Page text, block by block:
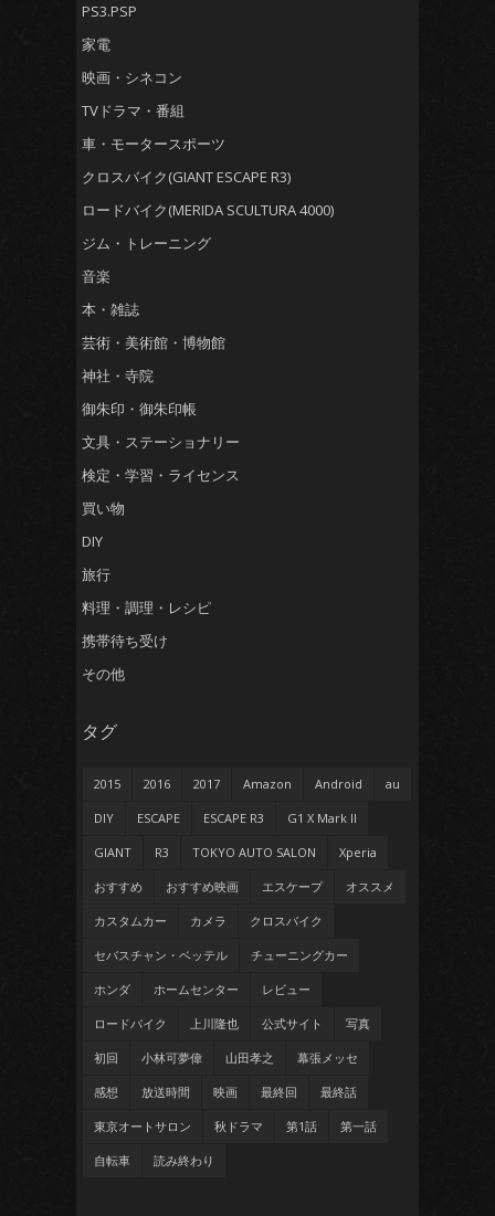
PS3.PSP
家電
映画・シネコン
TVドラマ・番組
車・モータースポーツ
クロスバイク(GIANT ESCAPE R3)
ロードバイク(MERIDA SCULTURA 4000)
ジム・トレーニング
音楽
本・雑誌
芸術・美術館・博物館
神社・寺院
御朱印・御朱印帳
文具・ステーショナリー
検定・学習・ライセンス
買い物
DIY
旅行
料理・調理・レシピ
携帯待ち受け
その他
タグ
2015 2016 2017 Amazon Android au
DIY ESCAPE ESCAPE R3 G1 X Mark II
GIANT R3 TOKYO AUTO SALON Xperia
おすすめ おすすめ映画 エスケープ オススメ
カスタムカー カメラ クロスバイク
セバスチャン・ベッテル チューニングカー
ホンダ ホームセンター レビュー
ロードバイク 上川隆也 公式サイト 写真
初回 小林可夢偉 山田孝之 幕張メッセ
感想 放送時間 映画 最終回 最終話
東京オートサロン 秋ドラマ 第1話 第一話
自転車 読み終わり